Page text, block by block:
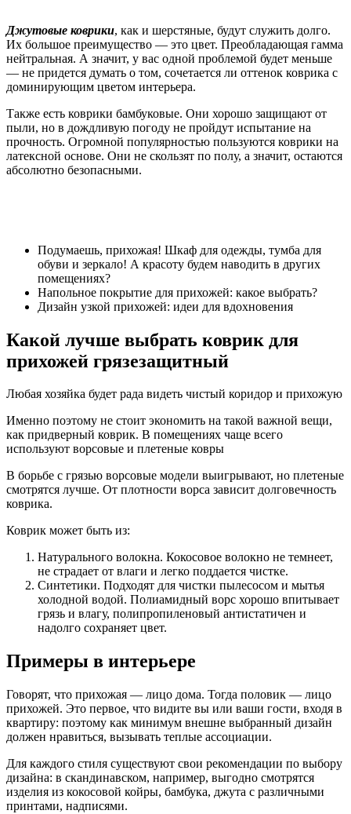
Джутовые коврики, как и шерстяные, будут служить долго.
Их большое преимущество — это цвет. Преобладающая гамма
нейтральная. А значит, у вас одной проблемой будет меньше
— не придется думать о том, сочетается ли оттенок коврика с
доминирующим цветом интерьера.
Также есть коврики бамбуковые. Они хорошо защищают от
пыли, но в дождливую погоду не пройдут испытание на
прочность. Огромной популярностью пользуются коврики на
латексной основе. Они не скользят по полу, а значит, остаются
абсолютно безопасными.
Подумаешь, прихожая! Шкаф для одежды, тумба для
обуви и зеркало! А красоту будем наводить в других
помещениях?
Напольное покрытие для прихожей: какое выбрать?
Дизайн узкой прихожей: идеи для вдохновения
Какой лучше выбрать коврик для
прихожей грязезащитный
Любая хозяйка будет рада видеть чистый коридор и прихожую
Именно поэтому не стоит экономить на такой важной вещи,
как придверный коврик. В помещениях чаще всего
используют ворсовые и плетеные ковры
В борьбе с грязью ворсовые модели выигрывают, но плетеные
смотрятся лучше. От плотности ворса зависит долговечность
коврика.
Коврик может быть из:
Натурального волокна. Кокосовое волокно не темнеет,
не страдает от влаги и легко поддается чистке.
Синтетики. Подходят для чистки пылесосом и мытья
холодной водой. Полиамидный ворс хорошо впитывает
грязь и влагу, полипропиленовый антистатичен и
надолго сохраняет цвет.
Примеры в интерьере
Говорят, что прихожая — лицо дома. Тогда половик — лицо
прихожей. Это первое, что видите вы или ваши гости, входя в
квартиру: поэтому как минимум внешне выбранный дизайн
должен нравиться, вызывать теплые ассоциации.
Для каждого стиля существуют свои рекомендации по выбору
дизайна: в скандинавском, например, выгодно смотрятся
изделия из кокосовой койры, бамбука, джута с различными
принтами, надписями.